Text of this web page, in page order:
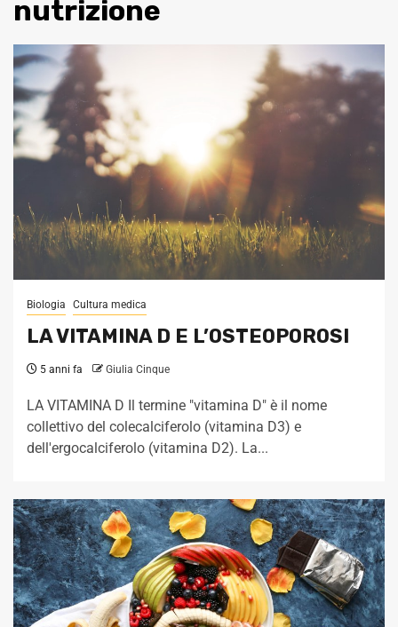
nutrizione
Biologia Cultura medica
LA VITAMINA D E L’OSTEOPOROSI
5 anni fa Giulia Cinque
LA VITAMINA D Il termine "vitamina D" è il nome
collettivo del colecalciferolo (vitamina D3) e
dell'ergocalciferolo (vitamina D2). La...